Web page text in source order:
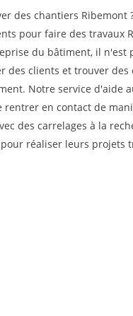
des chantiers Ribemont
pour faire des travaux
du bâtiment, il n'est
des clients et trouver des
Notre service d'aide
rentrer en contact de
des carrelages à la
réaliser leurs projets